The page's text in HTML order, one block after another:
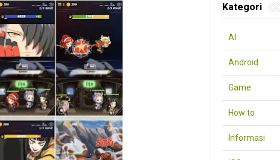
Kategori
AI
Android
Game
How to
Informasi